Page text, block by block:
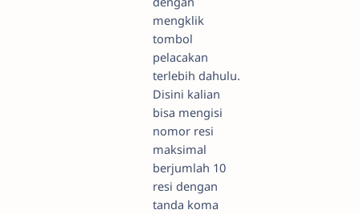
mengklik
tombol
pelacakan
terlebih dahulu.
Disini kalian
bisa mengisi
nomor resi
maksimal
berjumlah 10
resi dengan
tanda koma